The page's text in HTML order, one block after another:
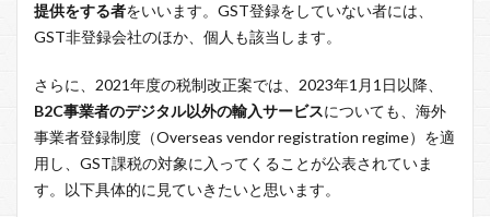
提供をする者をいいます。GST登録をしていない者には、
GST非登録会社のほか、個人も該当します。
さらに、2021年度の税制改正案では、2023年1月1日以降、
B2C事業者のデジタル以外の輸入サービスについても、海外
事業者登録制度（Overseas vendor registration regime）を適
用し、GST課税の対象に入ってくることが公表されていま
す。以下具体的に見ていきたいと思います。